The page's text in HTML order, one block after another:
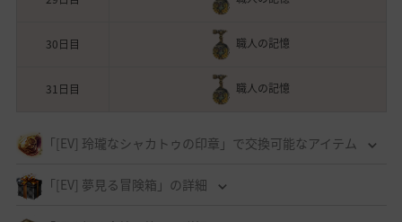
30日目 職人の記憶
31日目 職人の記憶
「[EV] 玲瓏なシャカトゥの印章」で交換可能なアイテム
「[EV] 夢見る冒険箱」の詳細